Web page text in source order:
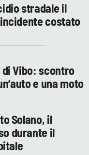
stradale il
costato
Vibo: scontro
e una moto
Solano, il
durante il